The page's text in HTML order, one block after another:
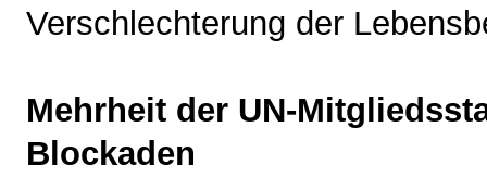
Verschlechterung der
Mehrheit der UN-
Blockaden